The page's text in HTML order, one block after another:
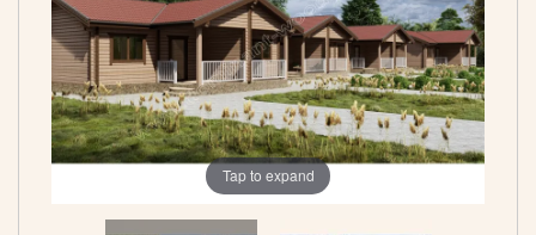
Tap to expand